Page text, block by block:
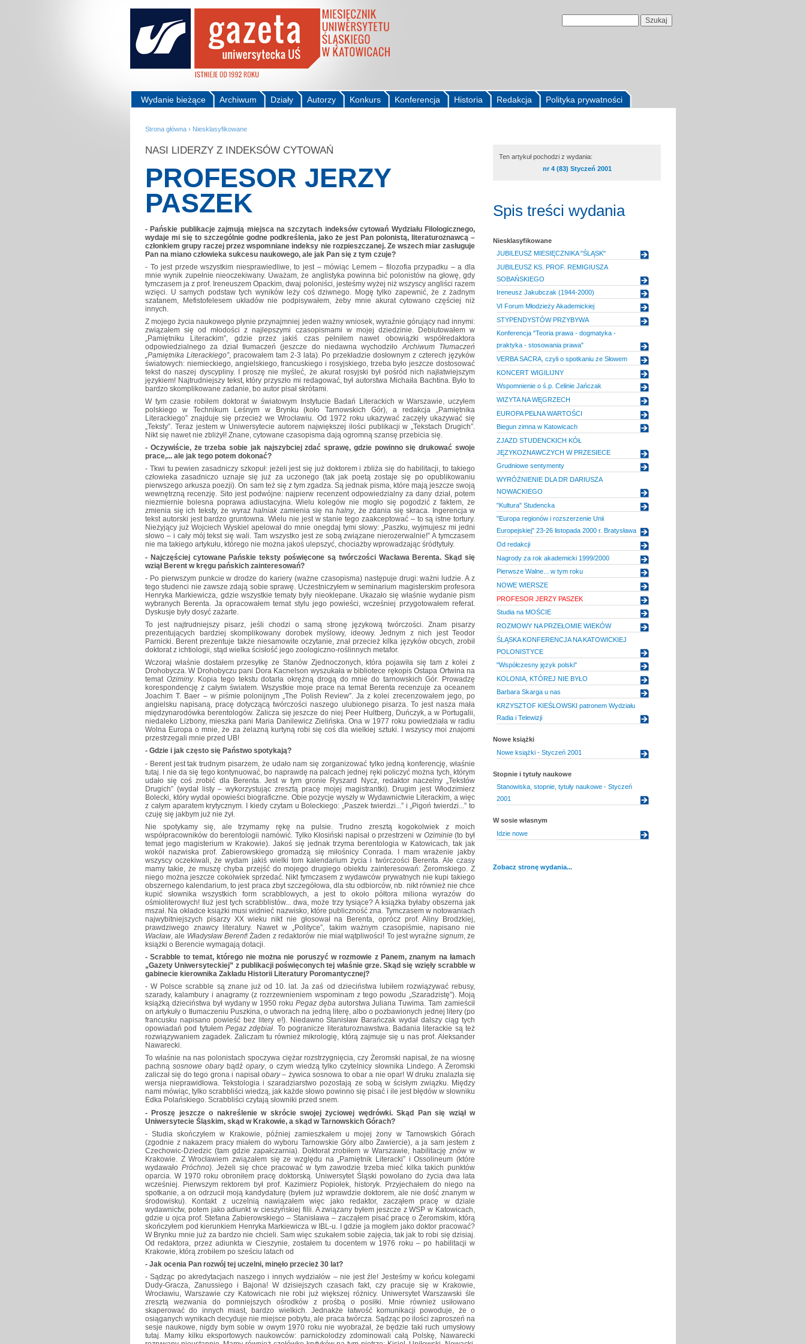
Polityka prywatności
Redakcja
Historia
Konferencja
Konkurs
Autorzy
Działy
Archiwum
Wydanie bieżące
Strona główna › Niesklasyfikowane
NASI LIDERZY Z INDEKSÓW CYTOWAŃ
PROFESOR JERZY
PASZEK
- Pańskie publikacje zajmują miejsca na szczytach indeksów cytowań Wydziału Filologicznego,
wydaje mi się to szczególnie godne podkreślenia, jako że jest Pan polonistą, literaturoznawcą –
członkiem grupy raczej przez wspomniane indeksy nie rozpieszczanej. Ze wszech miar zasługuje
Pan na miano człowieka sukcesu naukowego, ale jak Pan się z tym czuje?
- To jest przede wszystkim niesprawiedliwe, to jest – mówiąc Lemem – filozofia przypadku – a dla
mnie wynik zupełnie nieoczekiwany. Uważam, że anglistyka powinna bić polonistów na głowę, gdy
tymczasem ja z prof. Ireneuszem Opackim, dwaj poloniści, jesteśmy wyżej niż wszyscy angliści razem
wzięci. U samych podstaw tych wyników leży coś dziwnego. Mogę tylko zapewnić, że z żadnym
szatanem, Mefistofelesem układów nie podpisywałem, żeby mnie akurat cytowano częściej niż
innych.
Z mojego życia naukowego płynie przynajmniej jeden ważny wniosek, wyraźnie górujący nad innymi:
związałem się od młodości z najlepszymi czasopismami w mojej dziedzinie. Debiutowałem w
„Pamiętniku Literackim”, gdzie przez jakiś czas pełniłem nawet obowiązki współredaktora
odpowiedzialnego za dział tłumaczeń (jeszcze do niedawna wychodziłoArchiwum Tłumaczeń
„Pamiętnika Literackiego”, pracowałem tam 2-3 lata). Po przekładzie dosłownym z czterech języków
światowych: niemieckiego, angielskiego, francuskiego i rosyjskiego, trzeba było jeszcze dostosować
tekst do naszej dyscypliny. I proszę nie myśleć, że akurat rosyjski był pośród nich najłatwiejszym
językiem! Najtrudniejszy tekst, który przyszło mi redagować, był autorstwa Michaiła Bachtina. Było to
bardzo skomplikowane zadanie, bo autor pisał skrótami.
W tym czasie robiłem doktorat w światowym Instytucie Badań Literackich w Warszawie, uczyłem
polskiego w Technikum Leśnym w Brynku (koło Tarnowskich Gór), a redakcja „Pamiętnika
Literackiego” znajduje się przecież we Wrocławiu. Od 1972 roku ukazywać zaczęły ukazywać się
„Teksty”. Teraz jestem w Uniwersytecie autorem największej ilości publikacji w „Tekstach Drugich”.
Nikt się nawet nie zbliżył! Znane, cytowane czasopisma dają ogromną szansę przebicia się.
- Oczywiście, że trzeba sobie jak najszybciej zdać sprawę, gdzie powinno się drukować swoje
prace,... ale jak tego potem dokonać?
- Tkwi tu pewien zasadniczy szkopuł: jeżeli jest się już doktorem i zbliża się do habilitacji, to takiego
człowieka zasadniczo uznaje się już za uczonego (tak jak poetą zostaje się po opublikowaniu
pierwszego arkusza poezji). On sam też się z tym zgadza. Są jednak pisma, które mają jeszcze swoją
wewnętrzną recenzję. Sito jest podwójne: najpierw recenzent odpowiedzialny za dany dział, potem
niezmiernie bolesna poprawa adiustacyjna. Wielu kolegów nie mogło się pogodzić z faktem, że
zmienia się ich teksty, że wyraz halniak zamienia się na halny, że zdania się skraca. Ingerencja w
tekst autorski jest bardzo gruntowna. Wielu nie jest w stanie tego zaakceptować – to są istne tortury.
Nieżyjący już Wojciech Wyskiel apelował do mnie onegdaj tymi słowy: „Paszku, wyjmujesz mi jedni
słowo – i cały mój tekst się wali. Tam wszystko jest ze sobą związane nierozerwalnie!” A tymczasem
nie ma takiego artykułu, którego nie można jakoś ulepszyć, chociażby wprowadzając śródtytuły.
- Najczęściej cytowane Pańskie teksty poświęcone są twórczości Wacława Berenta. Skąd się
wziął Berent w kręgu pańskich zainteresowań?
- Po pierwszym punkcie w drodze do kariery (ważne czasopisma) następuje drugi: ważni ludzie. A z
tego studenci nie zawsze zdają sobie sprawę. Uczestniczyłem w seminarium magisterskim profesora
Henryka Markiewicza, gdzie wszystkie tematy były nieoklepane. Ukazało się właśnie wydanie pism
wybranych Berenta. Ja opracowałem temat stylu jego powieści, wcześniej przygotowałem referat.
Dyskusje były dosyć zażarte.
To jest najtrudniejszy pisarz, jeśli chodzi o samą stronę językową twórczości. Znam pisarzy
prezentujących bardziej skomplikowany dorobek myślowy, ideowy. Jednym z nich jest Teodor
Parnicki. Berent prezentuje także niesamowite oczytanie, znał przecież kilka języków obcych, zrobił
doktorat z ichtiologii, stąd wielka ścisłość jego zoologiczno-roślinnych metafor.
Wczoraj właśnie dostałem przesyłkę ze Stanów Zjednoczonych, która pojawiła się tam z kolei z
Drohobycza. W Drohobyczu pani Dora Kacnelson wyszukała w bibliotece rękopis Ostapa Ortwina na
tematOziminy. Kopia tego tekstu dotarła okrężną drogą do mnie do tarnowskich Gór. Prowadzę
korespondencję z całym światem. Wszystkie moje prace na temat Berenta recenzuje za oceanem
Joachim T. Baer – w piśmie polonijnym „The Polish Review”. Ja z kolei zrecenzowałem jego, po
angielsku napisaną, pracę dotyczącą twórczości naszego ulubionego pisarza. To jest nasza mała
międzynarodówka berentologów. Zalicza się jeszcze do niej Peer Hultberg, Duńczyk, a w Portugalii,
niedaleko Lizbony, mieszka pani Maria Danilewicz Zielińska. Ona w 1977 roku powiedziała w radiu
Wolna Europa o mnie, że za żelazną kurtyną robi się coś dla wielkiej sztuki. I wszyscy moi znajomi
przestrzegali mnie przed UB!
- Gdzie i jak często się Państwo spotykają?
- Berent jest tak trudnym pisarzem, że udało nam się zorganizować tylko jedną konferencję, właśnie
tutaj. I nie da się tego kontynuować, bo naprawdę na palcach jednej ręki policzyć można tych, którym
udało się coś zrobić dla Berenta. Jest w tym gronie Ryszard Nycz, redaktor naczelny „Tekstów
Drugich” (wydał listy – wykorzystując zresztą pracę mojej magistrantki). Drugim jest Włodzimierz
Bolecki, który wydał opowieści biograficzne. Obie pozycje wyszły w Wydawnictwie Literackim, a więc
z całym aparatem krytycznym. I kiedy czytam u Boleckiego: „Paszek twierdzi...” i „Pigoń twierdzi...” to
czuję się jakbym już nie żył.
Nie spotykamy się, ale trzymamy rękę na pulsie. Trudno zresztą kogokolwiek z moich
współpracowników do berentologii namówić. Tylko Kłosiński napisał o przestrzeni w Oziminie(to był
temat jego magisterium w Krakowie). Jakoś się jednak trzyma berentologia w Katowicach, tak jak
wokół nazwiska prof. Zabierowskiego gromadzą się miłośnicy Conrada. I mam wrażenie jakby
wszyscy oczekiwali, że wydam jakiś wielki tom kalendarium życia i twórczości Berenta. Ale czasy
mamy takie, że muszę chyba przejść do mojego drugiego obiektu zainteresowań: Żeromskiego. Z
niego można jeszcze cokolwiek sprzedać. Nikt tymczasem z wydawców prywatnych nie kupi takiego
obszernego kalendarium, to jest praca zbyt szczegółowa, dla stu odbiorców, nb. nikt również nie chce
kupić słownika wszystkich form scrabblowych, a jest to około półtora miliona wyrazów do
ośmioliterowych! Iluż jest tych scrabblistów... dwa, może trzy tysiące? A książka byłaby obszerna jak
mszał. Na okładce książki musi widnieć nazwisko, które publiczność zna. Tymczasem w notowaniach
najwybitniejszych pisarzy XX wieku nikt nie głosował na Berenta, oprócz prof. Aliny Brodzkiej,
prawdziwego znawcy literatury. Nawet w „Polityce”, takim ważnym czasopiśmie, napisano nie
Wacław , ale Władysław Berent! Żaden z redaktorów nie miał wątpliwości! To jest wyraźne signum, że
książki o Berencie wymagają dotacji.
- Scrabble to temat, którego nie można nie poruszyć w rozmowie z Panem, znanym na łamach
„Gazety Uniwersyteckiej” z publikacji poświęconych tej właśnie grze. Skąd się wzięły scrabble w
gabinecie kierownika Zakładu Historii Literatury Poromantycznej?
- W Polsce scrabble są znane już od 10. lat. Ja zaś od dzieciństwa lubiłem rozwiązywać rebusy,
szarady, kalambury i anagramy (z rozrzewnieniem wspominam z tego powodu „Szaradzistę”). Moją
książką dzieciństwa był wydany w 1950 roku Pegaz dębaautorstwa Juliana Tuwima. Tam zamieścił
on artykuły o tłumaczeniu Puszkina, o utworach na jedną literę, albo o pozbawionych jednej litery (po
francusku napisano powieść bez litery e!). Niedawno Stanisław Barańczak wydał dalszy ciąg tych
opowiadań pod tytułemPegaz zdębiał. To pogranicze literaturoznawstwa. Badania literackie są też
rozwiązywaniem zagadek. Zaliczam tu również mikrologię, którą zajmuje się u nas prof. Aleksander
Nawarecki.
To właśnie na nas polonistach spoczywa ciężar rozstrzygnięcia, czy Żeromski napisał, że na wiosnę
pachną sosnowe obarybądź opary, o czym wiedzą tylko czytelnicy słownika Lindego. A Żeromski
zaliczał się do tego grona i napisał obary– żywica sosnowa to obar a nie opar! W druku znalazła się
wersja nieprawidłowa. Tekstologia i szaradziarstwo pozostają ze sobą w ścisłym związku. Między
nami mówiąc, tylko scrabbliści wiedzą, jak każde słowo powinno się pisać i ile jest błędów w słowniku
Edka Polańskiego. Scrabbliści czytają słowniki przed snem.
- Proszę jeszcze o nakreślenie w skrócie swojej życiowej wędrówki. Skąd Pan się wziął w
Uniwersytecie Śląskim, skąd w Krakowie, a skąd w Tarnowskich Górach?
- Studia skończyłem w Krakowie, później zamieszkałem u mojej żony w Tarnowskich Górach
(zgodnie z nakazem pracy miałem do wyboru Tarnowskie Góry albo Zawiercie), a ja sam jestem z
Czechowic-Dziedzic (tam gdzie zapałczarnia). Doktorat zrobiłem w Warszawie, habilitację znów w
Krakowie. Z Wrocławiem związałem się ze względu na „Pamiętnik Literacki” i Ossolineum (które
wydawało Próchno). Jeżeli się chce pracować w tym zawodzie trzeba mieć kilka takich punktów
oparcia. W 1970 roku obroniłem pracę doktorską. Uniwersytet Śląski powołano do życia dwa lata
wcześniej. Pierwszym rektorem był prof. Kazimierz Popiołek, historyk. Przyjechałem do niego na
spotkanie, a on odrzucił moją kandydaturę (byłem już wprawdzie doktorem, ale nie dość znanym w
środowisku). Kontakt z uczelnią nawiązałem więc jako redaktor, zacząłem pracę w dziale
wydawnictw, potem jako adiunkt w cieszyńskiej filii. A związany byłem jeszcze z WSP w Katowicach,
gdzie u ojca prof. Stefana Zabierowskiego – Stanisława – zacząłem pisać pracę o Żeromskim, którą
skończyłem pod kierunkiem Henryka Markiewicza w IBL-u. I gdzie ja mogłem jako doktor pracować?
W Brynku mnie już za bardzo nie chcieli. Sam więc szukałem sobie zajęcia, tak jak to robi się dzisiaj.
Od redaktora, przez adiunkta w Cieszynie, zostałem tu docentem w 1976 roku – po habilitacji w
Krakowie, którą zrobiłem po sześciu latach od
- Jak ocenia Pan rozwój tej uczelni, minęło przecież 30 lat?
- Sądząc po akredytacjach naszego i innych wydziałów – nie jest źle! Jesteśmy w końcu kolegami
Dudy-Gracza, Zanussiego i Bajona! W dzisiejszych czasach fakt, czy pracuje się w Krakowie,
Wrocławiu, Warszawie czy Katowicach nie robi już większej różnicy. Uniwersytet Warszawski śle
zresztą wezwania do pomniejszych ośrodków z prośbą o posiłki. Mnie również usiłowano
skaperować do innych miast, bardzo wielkich. Jednakże łatwość komunikacji powoduje, że o
osiąganych wynikach decyduje nie miejsce pobytu, ale praca twórcza. Sądząc po ilości zaproszeń na
sesje naukowe, nigdy bym sobie w owym 1970 roku nie wyobrażał, że będzie taki ruch umysłowy
tutaj. Mamy kilku eksportowych naukowców: parnickolodzy zdominowali całą Polskę, Nawarecki
Ten artykuł pochodzi z wydania:
nr 4 (83) Styczeń 2001
Spis treści wydania
Niesklasyfikowane
JUBILEUSZ MIESIĘCZNIKA "ŚLĄSK"
JUBILEUSZ KS. PROF. REMIGIUSZA
SOBAŃSKIEGO
Ireneusz Jakubczak (1944-2000)
VI Forum Młodzieży Akademickiej
STYPENDYSTÓW PRZYBYWA
Konferencja "Teoria prawa - dogmatyka -
praktyka - stosowania prawa"
VERBA SACRA, czyli o spotkaniu ze Słowem
KONCERT WIGILIJNY
Wspomnienie o ś.p. Celinie Jańczak
WIZYTA NA WĘGRZECH
EUROPA PEŁNA WARTOŚCI
Biegun zimna w Katowicach
ZJAZD STUDENCKICH KÓŁ
JĘZYKOZNAWCZYCH W PRZESIECE
Grudniowe sentymenty
WYRÓŻNIENIE DLA DR DARIUSZA
NOWACKIEGO
"Kultura" Studencka
"Europa regionów i rozszerzenie Unii
Europejskiej" 23-26 listopada 2000 r. Bratysława
Od redakcji
Nagrody za rok akademicki 1999/2000
Pierwsze Walne... w tym roku
NOWE WIERSZE
PROFESOR JERZY PASZEK
Studia na MOŚCIE
ROZMOWY NA PRZEŁOMIE WIEKÓW
ŚLĄSKA KONFERENCJA NA KATOWICKIEJ
POLONISTYCE
"Współczesny język polski"
KOLONIA, KTÓREJ NIE BYŁO
Barbara Skarga u nas
KRZYSZTOF KIEŚLOWSKI patronem Wydziału
Radia i Telewizji
Nowe książki
Nowe książki - Styczeń 2001
Stopnie i tytuły naukowe
Stanowiska, stopnie, tytuły naukowe - Styczeń
2001
W sosie własnym
Idzie nowe
Zobacz stronę wydania...